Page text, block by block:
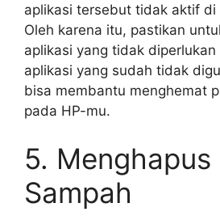
aplikasi tersebut tidak aktif di
Oleh karena itu, pastikan
aplikasi yang tidak
aplikasi yang sudah tidak
bisa membantu menghemat
pada HP-mu.
5. Menghapus
Sampah